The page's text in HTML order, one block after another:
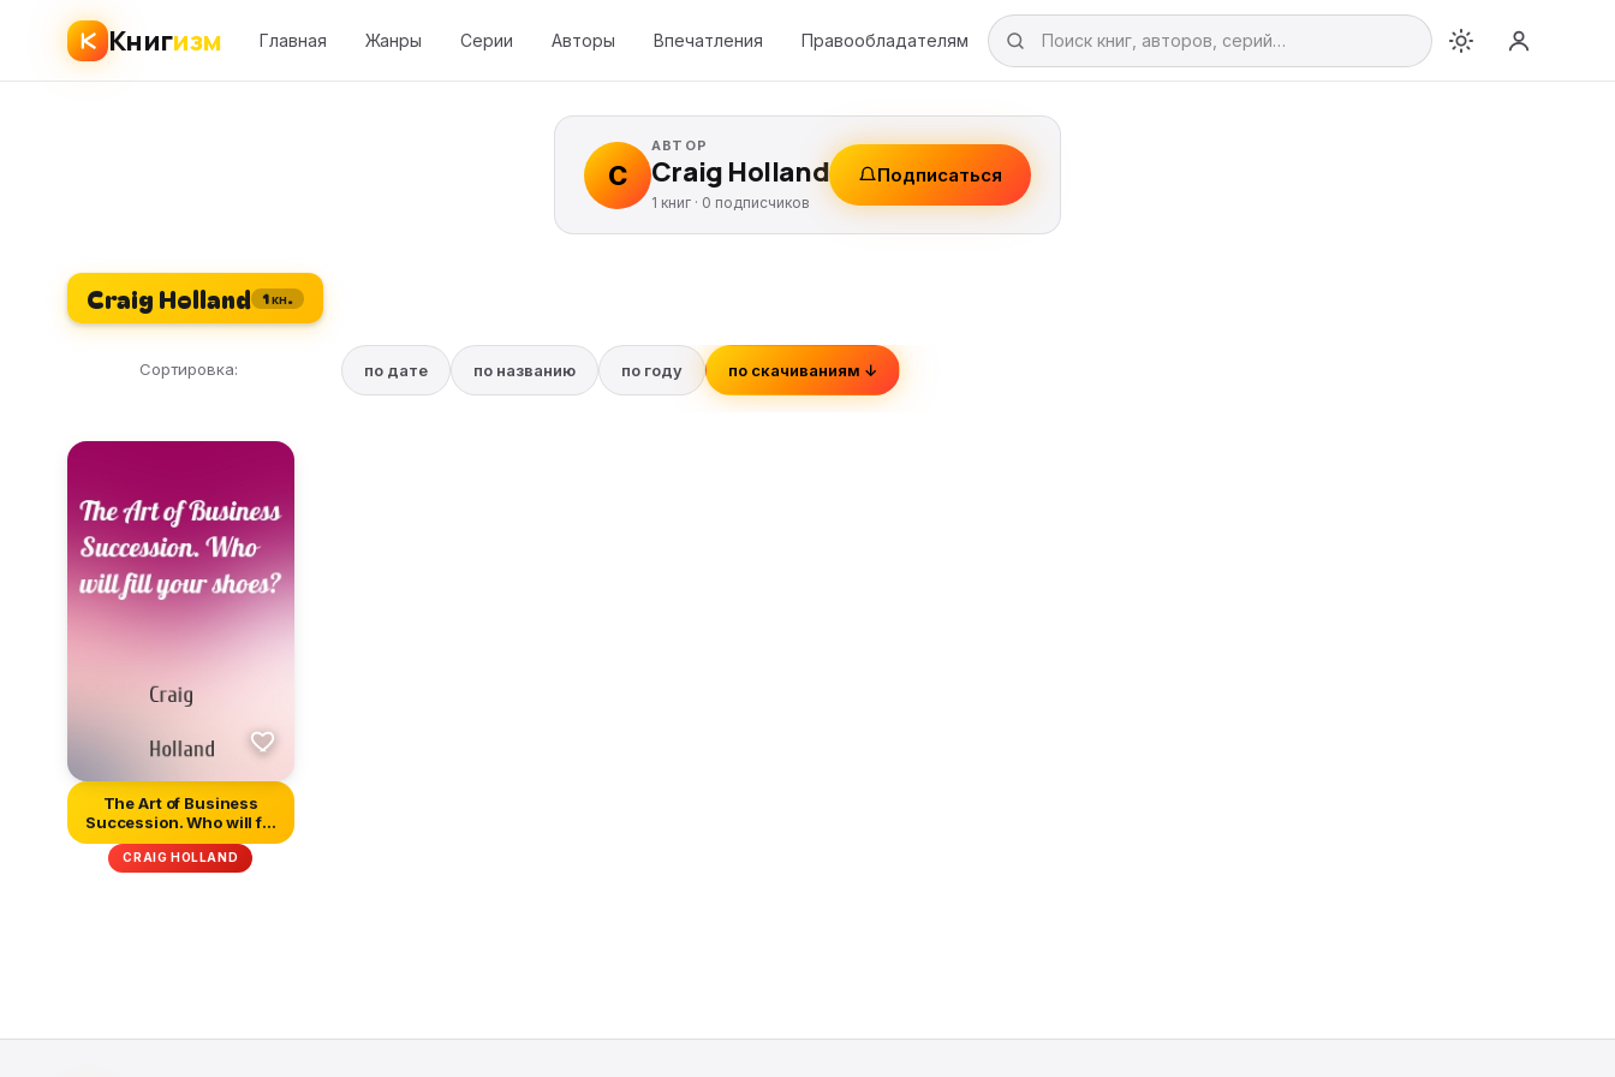
Книгизм Главная Жанры Серии Авторы Впечатления Правообладателям
C
АВТОР
Craig Holland
1 книг · 0 подписчиков
Подписаться
Craig Holland 1 кн.
Сортировка: по дате по названию по году по скачиваниям ↓
The Art of Business
Succession. Who will fill
your...
CRAIG HOLLAND